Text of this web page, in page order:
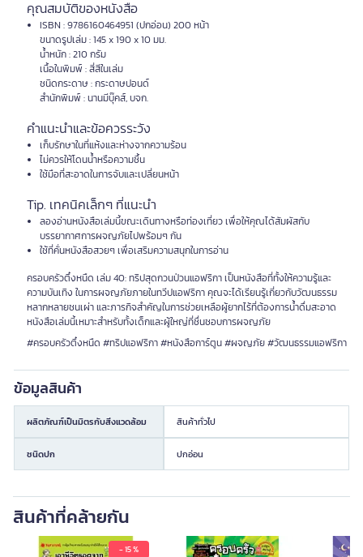
คุณสมบัติของหนังสือ
ISBN : 9786160464951 (ปกอ่อน) 200 หน้า
ขนาดรูปเล่ม : 145 x 190 x 10 มม.
น้ำหนัก : 210 กรัม
เนื้อในพิมพ์ : สี่สีในเล่ม
ชนิดกระดาษ : กระดาษปอนด์
สำนักพิมพ์ : นานมีบุ๊คส์, บจก.
คำแนะนำและข้อควรระวัง
เก็บรักษาในที่แห้งและห่างจากความร้อน
ไม่ควรให้โดนน้ำหรือความชื้น
ใช้มือที่สะอาดในการจับและเปลี่ยนหน้า
Tip. เทคนิคเล็กๆ ที่แนะนำ
ลองอ่านหนังสือเล่มนี้ขณะเดินทางหรือท่องเที่ยว เพื่อให้คุณได้สัมผัสกับ
บรรยากาศการผจญภัยไปพร้อมๆ กัน
ใช้ที่คั่นหนังสือสวยๆ เพื่อเสริมความสนุกในการอ่าน
ครอบครัวตึ๋งหนืด เล่ม 40: ทริปสุดกวนป่วนแอฟริกา เป็นหนังสือที่ทั้งให้ความรู้และ
ความบันเทิง ในการผจญภัยภายในทวีปแอฟริกา คุณจะได้เรียนรู้เกี่ยวกับวัฒนธรรม
หลากหลายชนเผ่า และภารกิจสำคัญในการช่วยเหลือผู้ยากไร้ที่ต้องการน้ำดื่มสะอาด
หนังสือเล่มนี้เหมาะสำหรับทั้งเด็กและผู้ใหญ่ที่ชื่นชอบการผจญภัย
#ครอบครัวตึ๋งหนืด #ทริปแอฟริกา #หนังสือการ์ตูน #ผจญภัย #วัฒนธรรมแอฟริกา
ข้อมูลสินค้า
ผลิตภัณฑ์เป็นมิตรกับสิ่งแวดล้อม สินค้าทั่วไป
ชนิดปก ปกอ่อน
สินค้าที่คล้ายกัน
- 15 %